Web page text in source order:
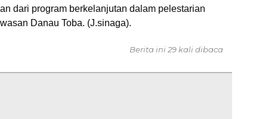
dari program berkelanjutan dalam pelestarian
Danau Toba. (J.sinaga).
Berita ini 29 kali dibaca